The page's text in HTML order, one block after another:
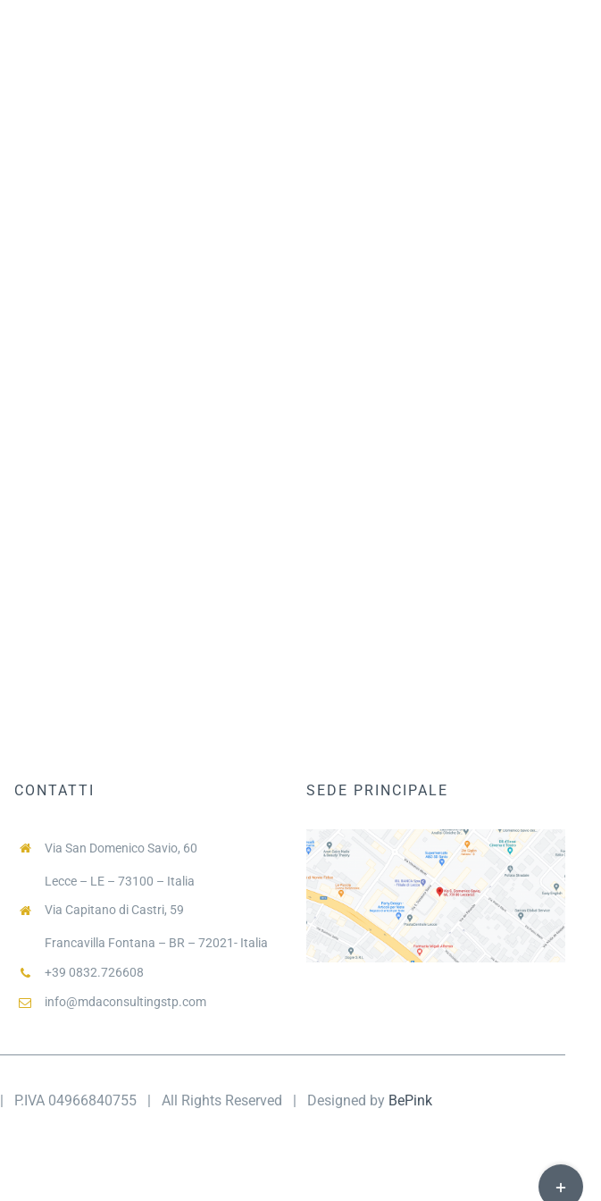
CONTATTI
Via San Domenico Savio, 60
Lecce – LE – 73100 – Italia
Via Capitano di Castri, 59
Francavilla Fontana – BR – 72021- Italia
+39 0832.726608
info@mdaconsultingstp.com
SEDE PRINCIPALE
| P.IVA 04966840755 | All Rights Reserved | Designed by BePink
Toggle